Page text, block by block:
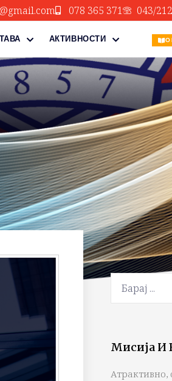
078 365 371 043/
АКТИВНОСТИ
Мисија И
Атрактивно,